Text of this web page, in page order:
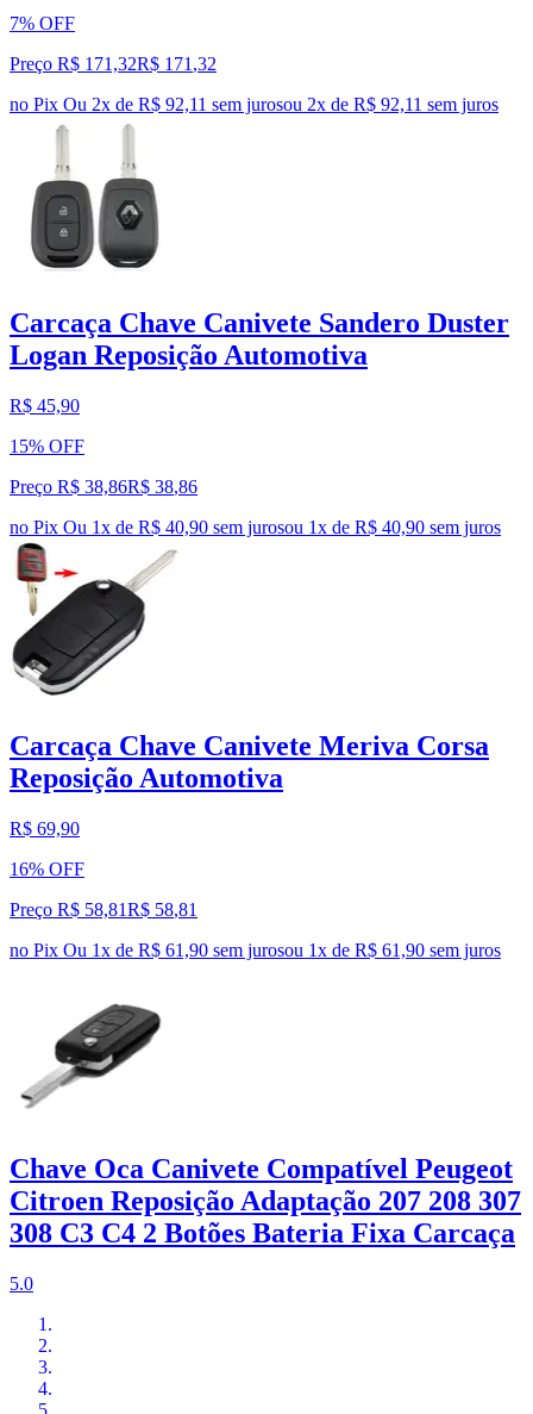
7% OFF
Preço R$ 171,32R$ 171 ,32
no Pix Ou 2x de R$ 92,11 sem jurosou 2x de R$ 92,11 sem juros
Carcaça Chave Canivete Sandero Duster
Logan Reposição Automotiva
R$ 45,90
15% OFF
Preço R$ 38,86R$ 38,86
no Pix Ou 1x de R$ 40,90 sem jurosou 1x de R$ 40,90 sem juros
Carcaça Chave Canivete Meriva Corsa
Reposição Automotiva
R$ 69,90
16% OFF
Preço R$ 58,81R$ 58,81
no Pix Ou 1x de R$ 61,90 sem jurosou 1x de R$ 61,90 sem juros
Chave Oca Canivete Compatível Peugeot
Citroen Reposição Adaptação 207 208 307
308 C3 C4 2 Botões Bateria Fixa Carcaça
5.0